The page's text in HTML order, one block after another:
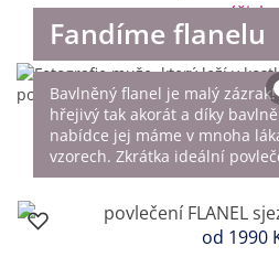
svetr
od 1990
Fandíme flanelu
Bavlněný flanel je malý
hřejivý tak akorát a díky
nabídce jej máme v mnoha
vzorech. Zkrátka ideální